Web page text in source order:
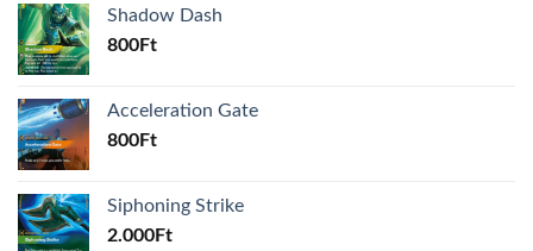
Shadow Dash
800Ft
Acceleration Gate
800Ft
Siphoning Strike
2.000Ft